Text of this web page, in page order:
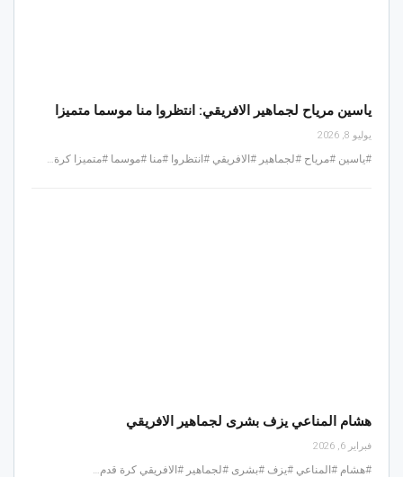
ياسين مرياح لجماهير الافريقي: انتظروا منا موسما متميزا
يوليو 8, 2026
#ياسين #مرياح #لجماهير #الافريقي #انتظروا #منا #موسما #متميزا كرة…
هشام المناعي يزف بشرى لجماهير الافريقي
فبراير 6, 2026
#هشام #المناعي #يزف #بشرى #لجماهير #الافريقي كرة قدم…